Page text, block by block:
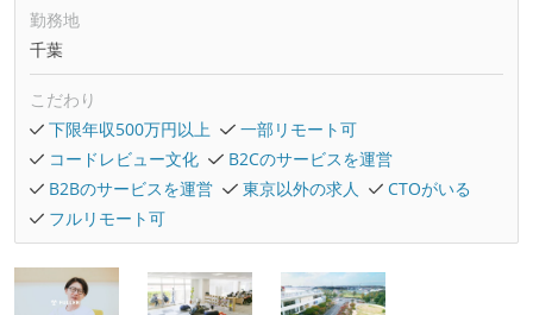
勤務地
千葉
こだわり
下限年収500万円以上
一部リモート可
コードレビュー文化
B2Cのサービスを運営
B2Bのサービスを運営
東京以外の求人
CTOがいる
フルリモート可